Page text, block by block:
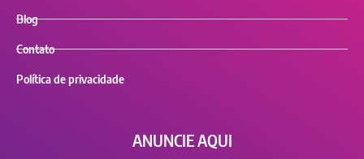
Blog
Contato
Política de privacidade
ANUNCIE AQUI